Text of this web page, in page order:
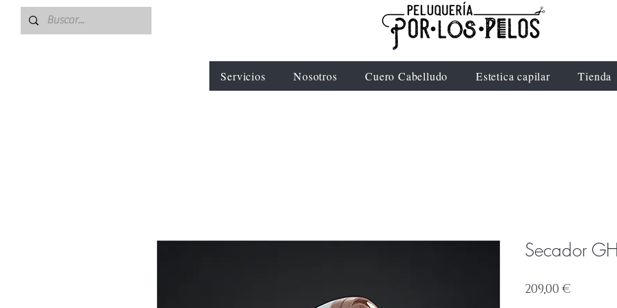
Servicios Nosotros Cuero Cabelludo Estetica capilar Tienda
Secador
209,00 €